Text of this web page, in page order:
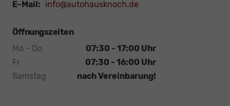
E-Mail: info@autohausknoch.de
Öffnungszeiten
Mo - Do
07:30 - 17:00 Uhr
Fr
07:30 - 16:00 Uhr
Samstag
nach Vereinbarung!